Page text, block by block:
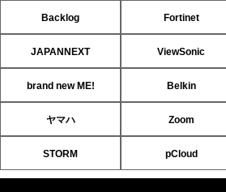
Backlog Fortinet
JAPANNEXT ViewSonic
brand new ME! Belkin
ヤマハ Zoom
STORM pCloud